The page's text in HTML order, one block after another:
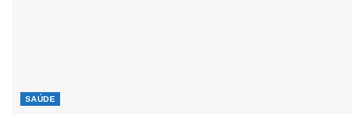
SAÚDE